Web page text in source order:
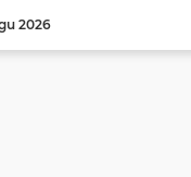
2026